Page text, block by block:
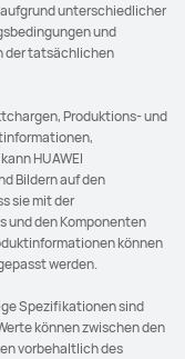
unterschiedlicher
und
der tatsächlichen
Produktions- und
HUAWEI
Bildern auf den
sie mit der
und den Komponenten
können
werden.
Spezifikationen sind
können zwischen den
vorbehaltlich des